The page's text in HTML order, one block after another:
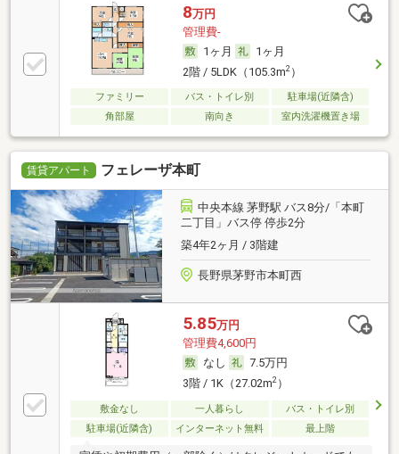
8万円
管理費-
1ヶ月
1ヶ月
2階 / 5LDK（105.3m2）
ファミリー バス・トイレ別
駐車場(近隣含)
角部屋
南向き 室内洗濯機置き場
賃貸アパート フェレーザ本町
中央本線 茅野駅 バス8分/「本町
二丁目」バス停 停歩2分
築4年2ヶ月 / 3階建
長野県茅野市本町西
5.85万円
管理費4,600円
なし
7.5万円
3階 / 1K（27.02m2）
敷金なし 一人暮らし
バス・トイレ別
駐車場(近隣含)
インターネット無料 最上階